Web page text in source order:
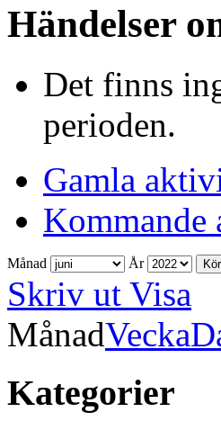
Händelser
Det finns
perioden.
Gamla
Kommande
Månad År
Skriv ut Visa
MånadVecka
Kategorier